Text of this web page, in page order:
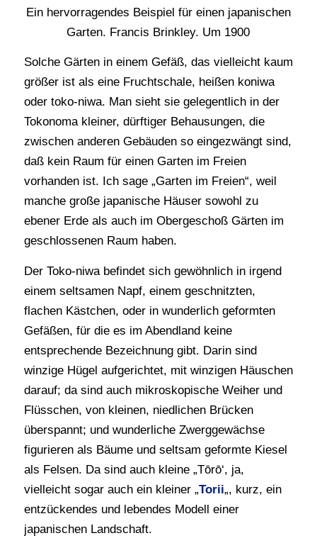
Ein hervorragendes Beispiel für einen japanischen
Garten. Francis Brinkley. Um 1900
Solche Gärten in einem Gefäß, das vielleicht kaum
größer ist als eine Fruchtschale, heißen koniwa
oder toko-niwa. Man sieht sie gelegentlich in der
Tokonoma kleiner, dürftiger Behausungen, die
zwischen anderen Gebäuden so eingezwängt sind,
daß kein Raum für einen Garten im Freien
vorhanden ist. Ich sage „Garten im Freien“, weil
manche große japanische Häuser sowohl zu
ebener Erde als auch im Obergeschoß Gärten im
geschlossenen Raum haben.
Der Toko-niwa befindet sich gewöhnlich in irgend
einem seltsamen Napf, einem geschnitzten,
flachen Kästchen, oder in wunderlich geformten
Gefäßen, für die es im Abendland keine
entsprechende Bezeichnung gibt. Darin sind
winzige Hügel aufgerichtet, mit winzigen Häuschen
darauf; da sind auch mikroskopische Weiher und
Flüsschen, von kleinen, niedlichen Brücken
überspannt; und wunderliche Zwerggewächse
figurieren als Bäume und seltsam geformte Kiesel
als Felsen. Da sind auch kleine „Tōrō‘, ja,
vielleicht sogar auch ein kleiner „Torii„, kurz, ein
entzückendes und lebendes Modell einer
japanischen Landschaft.